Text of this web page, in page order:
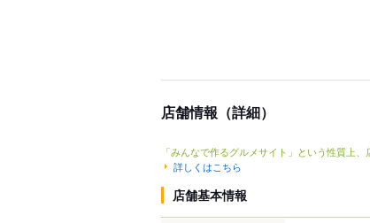
店舗情報（詳細）
「みんなで作るグルメサイト」という性質上
詳しくはこちら
店舗基本情報